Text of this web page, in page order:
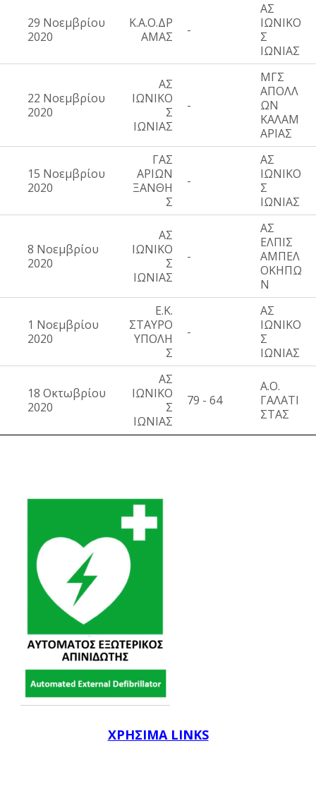
29 Νοεμβρίου
2020
Κ.Α.Ο.ΔΡ
ΑΜΑΣ
-
ΑΣ
ΙΩΝΙΚΟ
Σ
ΙΩΝΙΑΣ
22 Νοεμβρίου
2020
ΑΣ
ΙΩΝΙΚΟ
Σ
ΙΩΝΙΑΣ
-
ΜΓΣ
ΑΠΟΛΛ
ΩΝ
ΚΑΛΑΜ
ΑΡΙΑΣ
15 Νοεμβρίου
2020
ΓΑΣ
ΑΡΙΩΝ
ΞΑΝΘΗ
Σ
-
ΑΣ
ΙΩΝΙΚΟ
Σ
ΙΩΝΙΑΣ
8 Νοεμβρίου
2020
ΑΣ
ΙΩΝΙΚΟ
Σ
ΙΩΝΙΑΣ
-
ΑΣ
ΕΛΠΙΣ
ΑΜΠΕΛ
ΟΚΗΠΩ
Ν
1 Νοεμβρίου
2020
Ε.Κ.
ΣΤΑΥΡΟ
ΥΠΟΛΗ
Σ
-
ΑΣ
ΙΩΝΙΚΟ
Σ
ΙΩΝΙΑΣ
18 Οκτωβρίου
2020
ΑΣ
ΙΩΝΙΚΟ
Σ
ΙΩΝΙΑΣ
79 - 64
Α.Ο.
ΓΑΛΑΤΙ
ΣΤΑΣ
ΧΡΗΣΙΜΑ LINKS